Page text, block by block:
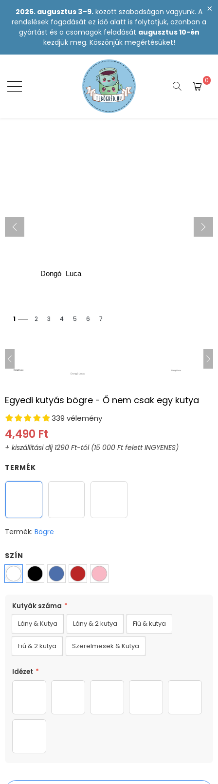
2026. augusztus 3–9. között szabadságon vagyunk. A
rendelések fogadását ez idő alatt is folytatjuk, azonban a
gyártást és a csomagok feladását augusztus 10-én
kezdjük meg. Köszönjük megértésüket!
0
1 2 3 4 5 6 7
Egyedi kutyás bögre - Ő nem csak egy kutya
339 vélemény
4,490 Ft
TERMÉK
Termék: Bögre
SZÍN
Kutyák száma *
Lány & Kutya
Lány & 2 kutya Fiú & kutya
Fiú & 2 kutya Szerelmesek & Kutya
Idézet *